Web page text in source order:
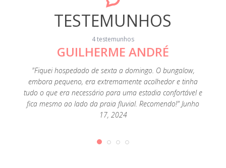
TESTEMUNHOS
4 testemunhos
GUILHERME ANDRÉ
"Fiquei hospedado de sexta a domingo. O bungalow,
embora pequeno, era extremamente acolhedor e tinha
tudo o que era necessário para uma estadia confortável e
fica mesmo ao lado da praia fluvial. Recomendo!" Junho
17, 2024